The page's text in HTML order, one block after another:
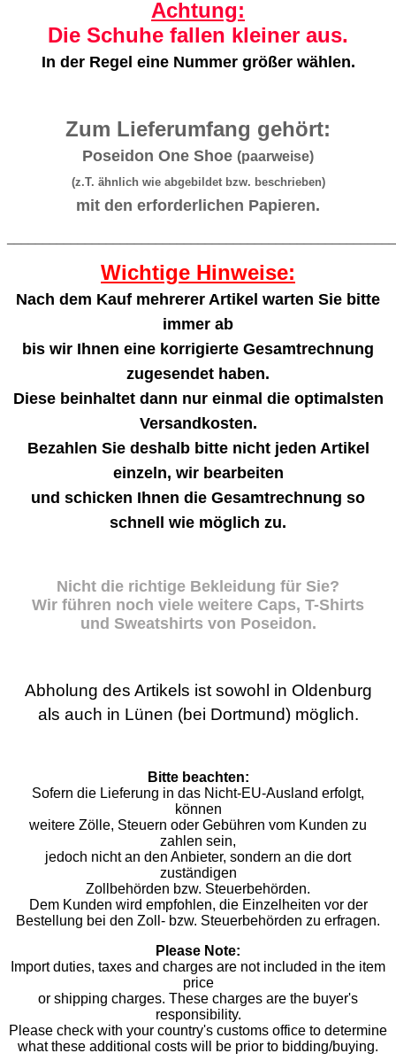
Achtung:
Die Schuhe fallen kleiner aus.
In der Regel eine Nummer größer wählen.
Zum Lieferumfang gehört:
Poseidon One Shoe (paarweise)
(z.T. ähnlich wie abgebildet bzw. beschrieben)
mit den erforderlichen Papieren.
Wichtige Hinweise:
Nach dem Kauf mehrerer Artikel warten Sie bitte
immer ab
bis wir Ihnen eine korrigierte Gesamtrechnung
zugesendet haben.
Diese beinhaltet dann nur einmal die optimalsten
Versandkosten.
Bezahlen Sie deshalb bitte nicht jeden Artikel
einzeln, wir bearbeiten
und schicken Ihnen die Gesamtrechnung so
schnell wie möglich zu.
Nicht die richtige Bekleidung für Sie?
Wir führen noch viele weitere Caps, T-Shirts
und Sweatshirts von Poseidon.
Abholung des Artikels ist sowohl in Oldenburg
als auch in Lünen (bei Dortmund) möglich.
Bitte beachten:
Sofern die Lieferung in das Nicht-EU-Ausland erfolgt,
können
weitere Zölle, Steuern oder Gebühren vom Kunden zu
zahlen sein,
jedoch nicht an den Anbieter, sondern an die dort
zuständigen
Zollbehörden bzw. Steuerbehörden.
Dem Kunden wird empfohlen, die Einzelheiten vor der
Bestellung bei den Zoll- bzw. Steuerbehörden zu erfragen.
Please Note:
Import duties, taxes and charges are not included in the item
price
or shipping charges. These charges are the buyer's
responsibility.
Please check with your country's customs office to determine
what these additional costs will be prior to bidding/buying.